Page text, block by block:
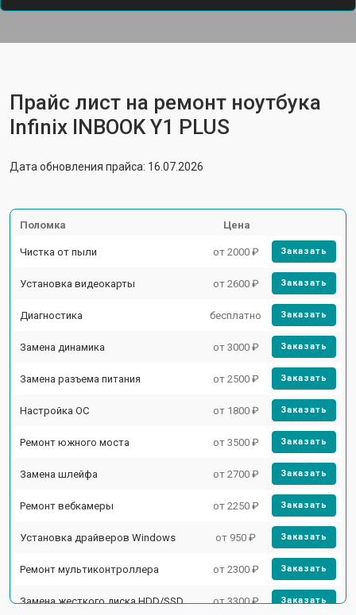
Прайс лист на ремонт ноутбука
Infinix INBOOK Y1 PLUS
Дата обновления прайса: 16.07.2026
Поломка Цена
Чистка от пыли от 2000 ₽ Заказать
Установка видеокарты от 2600 ₽ Заказать
Диагностика бесплатно Заказать
Замена динамика от 3000 ₽ Заказать
Замена разъема питания от 2500 ₽ Заказать
Настройка ОС от 1800 ₽ Заказать
Ремонт южного моста от 3500 ₽ Заказать
Замена шлейфа от 2700 ₽ Заказать
Ремонт вебкамеры от 2250 ₽ Заказать
Установка драйверов Windows от 950 ₽ Заказать
Ремонт мультиконтроллера от 2300 ₽ Заказать
Замена жесткого диска HDD/SSD от 3300 ₽ Заказать